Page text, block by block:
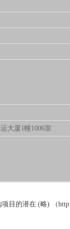
大厦1幢1006室
目的潜在 (略) （